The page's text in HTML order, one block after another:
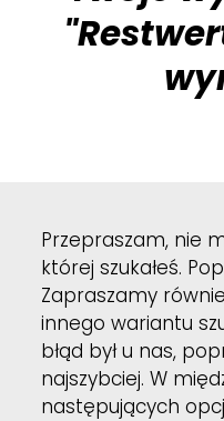
"
Przepraszam, nie
której szukałeś.
Zapraszamy
innego wariantu
błąd był u nas,
najszybciej. W
następujących